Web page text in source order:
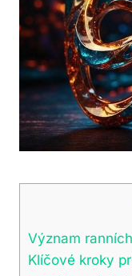
Význam
Klíčové kroky